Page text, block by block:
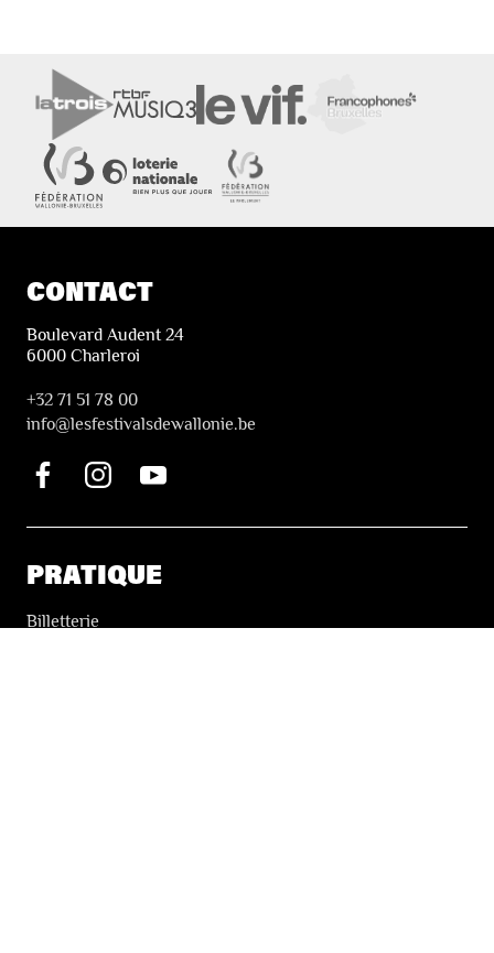
CONTACT
Boulevard Audent 24
6000 Charleroi
+32 71 51 78 00
info@lesfestivalsdewallonie.be
PRATIQUE
Billetterie